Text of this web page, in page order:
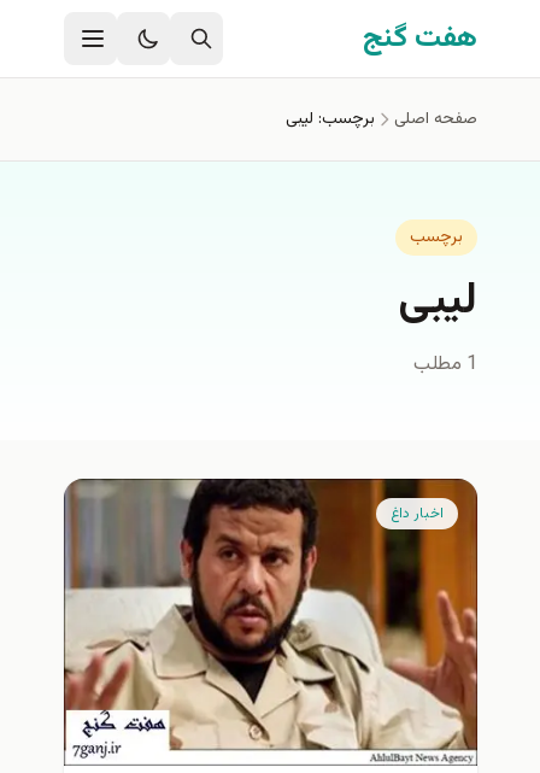
رفتن به محتوای اصلی
هفت گنج
صفحه اصلی برچسب: لیبی
برچسب
لیبی
1 مطلب
اخبار داغ